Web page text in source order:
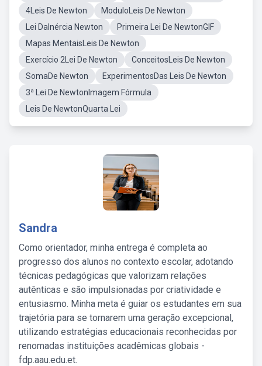
4Leis De Newton
ModuloLeis De Newton
Lei DaInércia Newton
Primeira Lei De NewtonGIF
Mapas MentaisLeis De Newton
Exercício 2Lei De Newton
ConceitosLeis De Newton
SomaDe Newton
ExperimentosDas Leis De Newton
3ª Lei De NewtonImagem Fórmula
Leis De NewtonQuarta Lei
Sandra
Como orientador, minha entrega é completa ao
progresso dos alunos no contexto escolar, adotando
técnicas pedagógicas que valorizam relações
autênticas e são impulsionadas por criatividade e
entusiasmo. Minha meta é guiar os estudantes em sua
trajetória para se tornarem uma geração excepcional,
utilizando estratégias educacionais reconhecidas por
renomadas instituições acadêmicas globais -
fdp.aau.edu.et.